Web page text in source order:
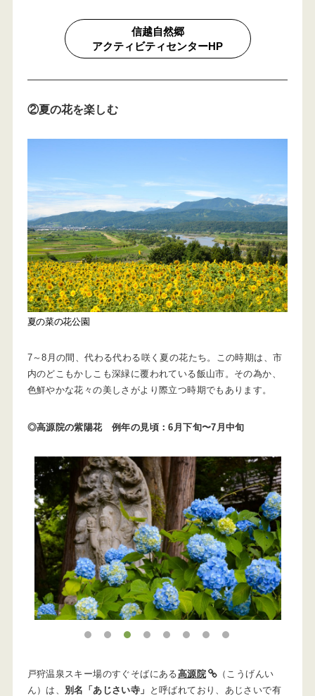
信越自然郷
アクティビティセンターHP
②夏の花を楽しむ
夏の菜の花公園
7～8月の間、代わる代わる咲く夏の花たち。この時期は、市
内のどこもかしこも深緑に覆われている飯山市。その為か、
色鮮やかな花々の美しさがより際立つ時期でもあります。
◎高源院の紫陽花 例年の見頃：6月下旬〜7月中旬
戸狩温泉スキー場のすぐそばにある高源院
（こうげんい
ん）は、 別名「あじさい寺」
と呼ばれており、あじさいで有